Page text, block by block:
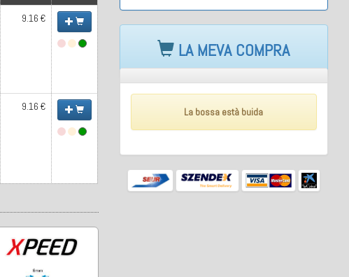
9.16 €
9.16 €
LA MEVA COMPRA
La bossa està buida